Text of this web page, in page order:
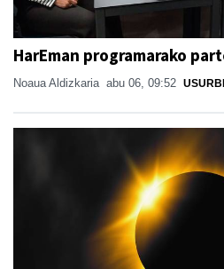
HarEman programarako
Noaua Aldizkaria abu 06, 09:52